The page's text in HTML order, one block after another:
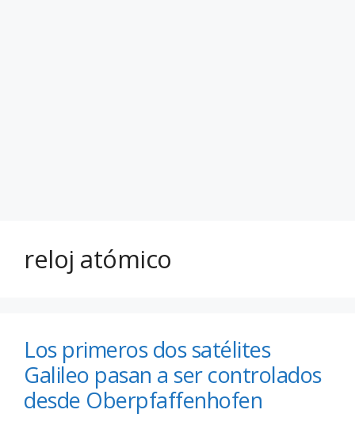
reloj atómico
Los primeros dos satélites
Galileo pasan a ser controlados
desde Oberpfaffenhofen